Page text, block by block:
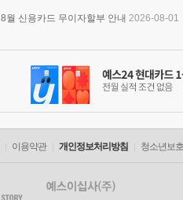
8월 신용카드 무이자할부 안내 2026-08-01
이용약관 개인정보처리방침 청소년보